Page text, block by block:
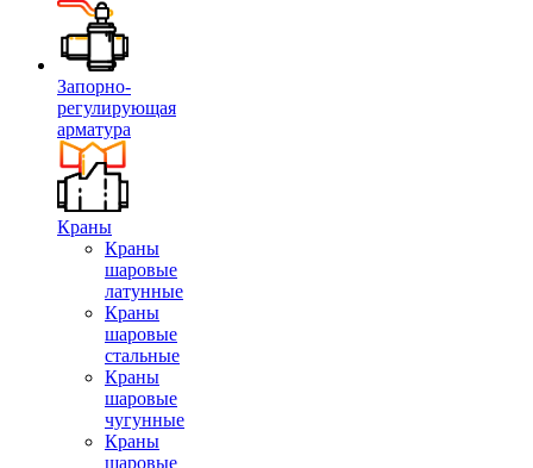
Запорно-
регулирующая
арматура
Краны
Краны
шаровые
латунные
Краны
шаровые
стальные
Краны
шаровые
чугунные
Краны
шаровые